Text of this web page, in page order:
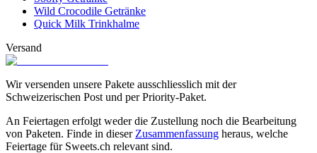
Wild Crocodile Getränke
Quick Milk Trinkhalme
Versand
Wir versenden unsere Pakete ausschliesslich mit der
Schweizerischen Post und per Priority-Paket.
An Feiertagen erfolgt weder die Zustellung noch die Bearbeitung
von Paketen. Finde in dieser Zusammenfassung heraus, welche
Feiertage für Sweets.ch relevant sind.